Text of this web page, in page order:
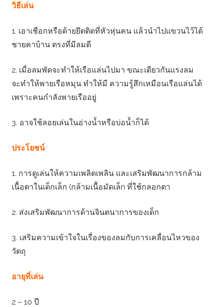
วิธีเล่น
1. เอาเชือกหรือด้ายยึดติดที่หัวหุ่นคน แล้วนําไปแขวนไว้ได้
ชายคาบ้าน ตรงที่มีลมดี
2. เมื่อลมพัดจะทําให้เรือแล่นไปมา ขณะเดียวกันแรงลม
จะทําให้พายเรือหมุน ทําให้มี ความรู้สึกเหมือนเรือแล่นได้
เพราะคนกําลังพายเรืออยู่
3. อาจใช้ลอยเล่นในอ่างน้ำหรือบ่อน้ำก็ได้
ประโยชน์
1. การดูเล่นให้ความเพลิดเพลิน และเสริมพัฒนาการกล้าม
เนื้อตาในเด็กเล็ก (กล้ามเนื้อมัดเล็n ที่ใช้กลอกตา
2. ส่งเสริมพัฒนาการด้านจินตนาการของเด็ก
3. เสริมความเข้าใจในเรื่องของลมกับการเคลื่อนไหวของ
วัตถุ
อายุที่เล่น
2 – 10 ปี